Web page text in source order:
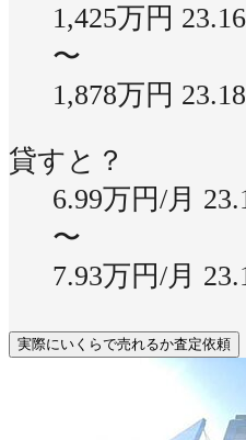
1,425万円
〜
1,878万円
貸すと？
6.99万円/月
〜
7.93万円/月
実際にいくらで売れるか査定依頼